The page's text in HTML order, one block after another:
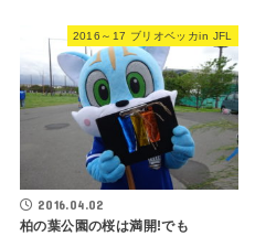
2016～17 ブリオベッカin JFL
2016.04.02
柏の葉公園の桜は満開!でも